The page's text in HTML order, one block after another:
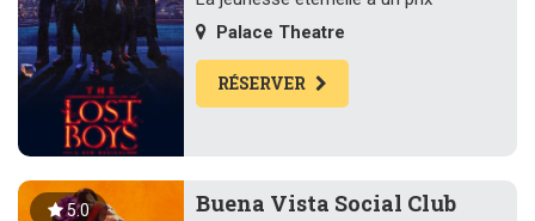
Palace Theatre
RÉSERVER
5.0 Buena Vista Social Club